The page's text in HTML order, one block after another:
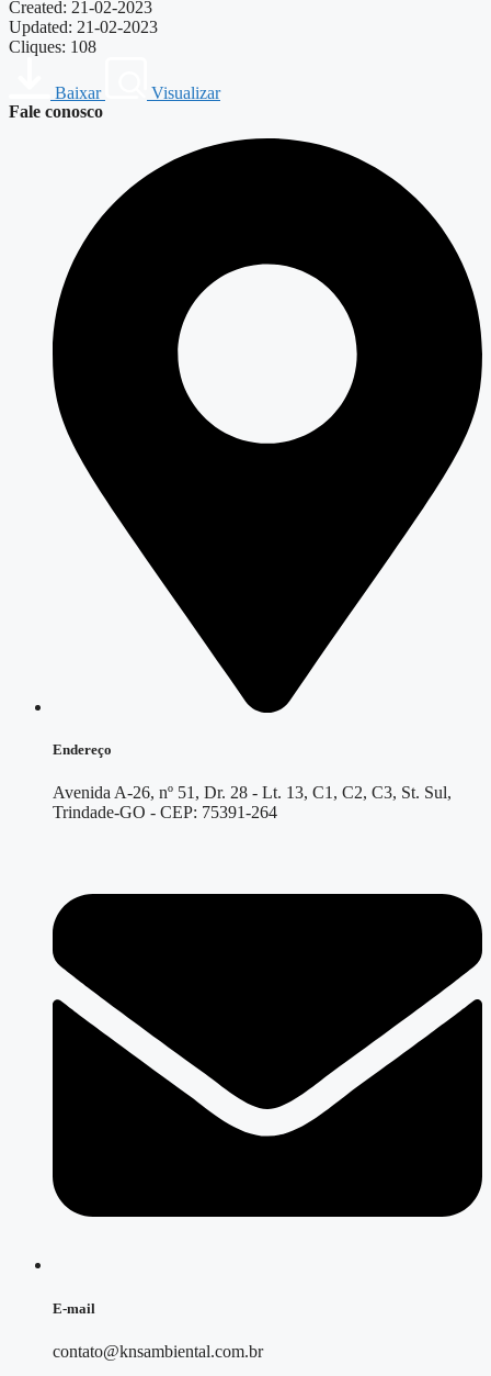
Created: 21-02-2023
Updated: 21-02-2023
Cliques: 108
Baixar
Visualizar
Fale conosco
Endereço
Avenida A-26, nº 51, Dr. 28 - Lt. 13, C1, C2, C3, St. Sul,
Trindade-GO - CEP: 75391-264
E-mail
contato@knsambiental.com.br